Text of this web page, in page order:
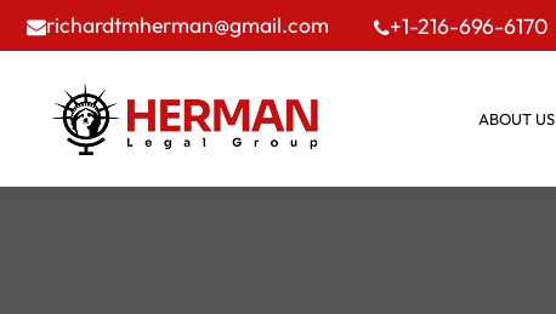
richardtmherman@gmail.com +1-216-696-6170
ABOUT US